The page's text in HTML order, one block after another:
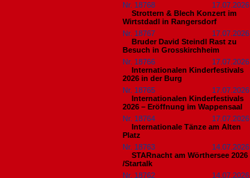
Nr. 18768
17.07.2026
Strottern & Blech Konzert im
Wirtstdadl in Rangersdorf
Nr. 18767
17.07.2026
Bruder David Steindl Rast zu
Besuch in Grosskirchheim
Nr. 18766
17.07.2026
Internationalen Kinderfestivals
2026 in der Burg
Nr. 18765
17.07.2026
Internationalen Kinderfestivals
2026 – Eröffnung im Wappensaal
Nr. 18764
17.07.2026
Internationale Tänze am Alten
Platz
Nr. 18763
14.07.2026
STARnacht am Wörthersee 2026
/Startalk
Nr. 18762
14.07.2026